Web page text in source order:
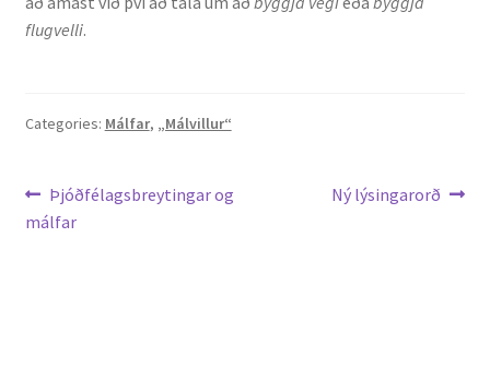
Teaching
flugvelli.
Categories: Málfar, „Málvillur“
Leiðarkerfi
færslu
Previous
post:
Þjóðfélagsbreytingar og
málfar
Next
Ný lýsingarorð